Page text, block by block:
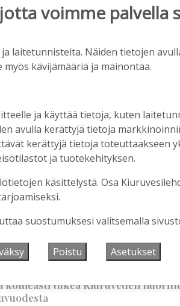
tukea Kiuruveden
voimme palvella
laitetunnisteita. Näiden tietojen
kävijämääriä ja mainontaa.
ja käyttää tietoja, kuten
avulla kerättyjä tietoja
kerättyjä tietoja toteuttaakseen
ja tuotekehityksen.
käsittelystä. Osa
suostumuksesi valitsemalla
Poistu Asetukset